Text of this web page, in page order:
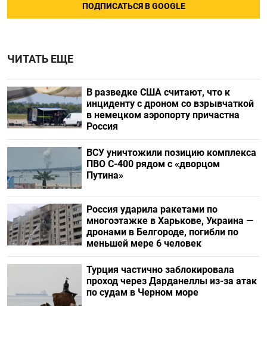
ПОДПИСАТЬСЯ В GOOGLE
ЧИТАТЬ ЕЩЕ
В разведке США считают, что к
инциденту с дроном со взрывчаткой
в немецком аэропорту причастна
Россия
ВСУ уничтожили позицию комплекса
ПВО С-400 рядом с «дворцом
Путина»
Россия ударила ракетами по
многоэтажке в Харькове, Украина —
дронами в Белгороде, погибли по
меньшей мере 6 человек
Турция частично заблокировала
проход через Дарданеллы из-за атак
по судам в Черном море